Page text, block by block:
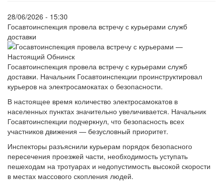
28/06/2026 - 15:30
Госавтоинспекция провела встречу с курьерами служб
доставки
Госавтоинспекция провела встречу с курьерами служб
доставки. Начальник Госавтоинспекции проинструктировал
курьеров на электросамокатах о безопасности.
В настоящее время количество электросамокатов в
населенных пунктах значительно увеличивается. Начальник
Госавтоинспекции подчеркнул, что безопасность всех
участников движения — безусловный приоритет.
Инспекторы разъяснили курьерам порядок безопасного
пересечения проезжей части, необходимость уступать
пешеходам на тротуарах и недопустимость высокой скорости
в местах массового скопления людей.